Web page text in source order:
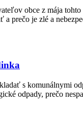
obce z mája
prečo je zlé a
s komunálnymi
odpady, prečo